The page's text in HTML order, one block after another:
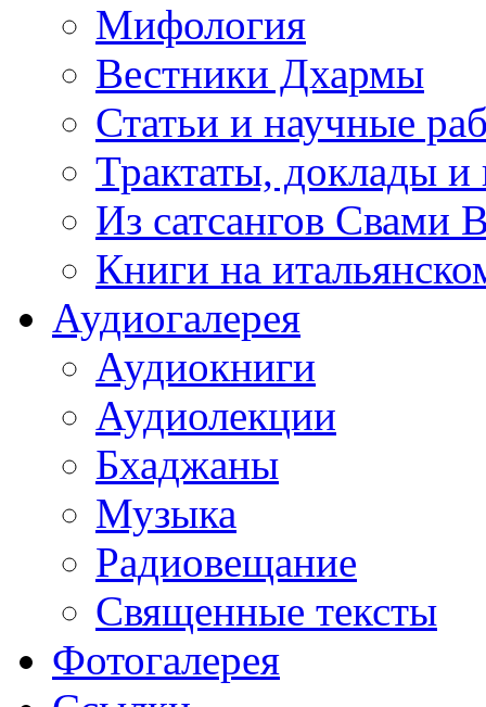
Мифология
Вестники Дхармы
Статьи и научные
Трактаты, доклады
Из сатсангов Свами
Книги на
Аудиогалерея
Аудиокниги
Аудиолекции
Бхаджаны
Музыка
Радиовещание
Священные тексты
Фотогалерея